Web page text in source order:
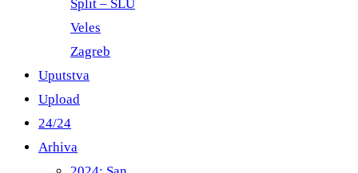
Split – ŠLU
Veles
Zagreb
Uputstva
Upload
24/24
Arhiva